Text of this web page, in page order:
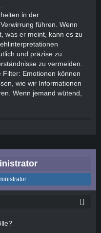
in der
führen. Wenn
was er meint, kann es zu
und präzise zu
zu vermeiden.
Emotionen können
wie wir Informationen
Wenn jemand wütend,